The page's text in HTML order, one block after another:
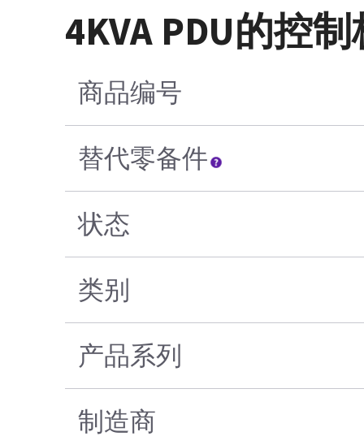
4KVA PDU的控
商品编号
替代零备件
状态
类别
产品系列
制造商